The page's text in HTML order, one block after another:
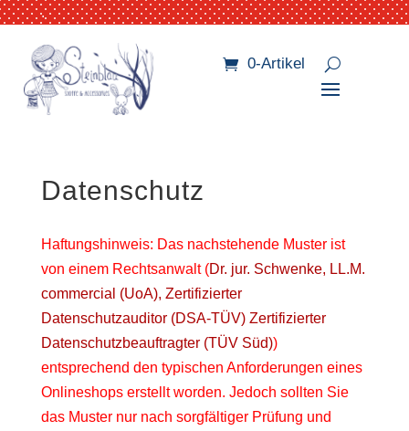
.
0-Artikel
Datenschutz
Haftungshinweis: Das nachstehende Muster ist
von einem Rechtsanwalt (Dr. jur. Schwenke, LL.M.
commercial (UoA), Zertifizierter
Datenschutzauditor (DSA-TÜV) Zertifizierter
Datenschutzbeauftragter (TÜV Süd))
entsprechend den typischen Anforderungen eines
Onlineshops erstellt worden. Jedoch sollten Sie
das Muster nur nach sorgfältiger Prüfung und